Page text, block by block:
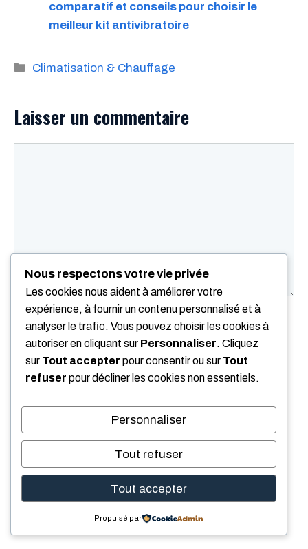
comparatif et conseils pour choisir le
meilleur kit antivibratoire
Catégories
Climatisation & Chauffage
Laisser un commentaire
Nom
mail
Enregistrer mon nom, mon e-mail et mon site
dans le navigateur pour mon prochain
commentaire.
Nous respectons votre vie privée
Les cookies nous aident à améliorer votre
expérience, à fournir un contenu personnalisé et à
analyser le trafic. Vous pouvez choisir les cookies à
autoriser en cliquant sur Personnaliser. Cliquez
sur Tout accepter pour consentir ou sur Tout
refuser pour décliner les cookies non essentiels.
Personnaliser
Tout refuser
Tout accepter
Propulsé par